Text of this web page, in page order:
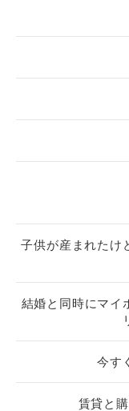
子供が産まれたけ
結婚と同時にマイ
今す
賃貸と